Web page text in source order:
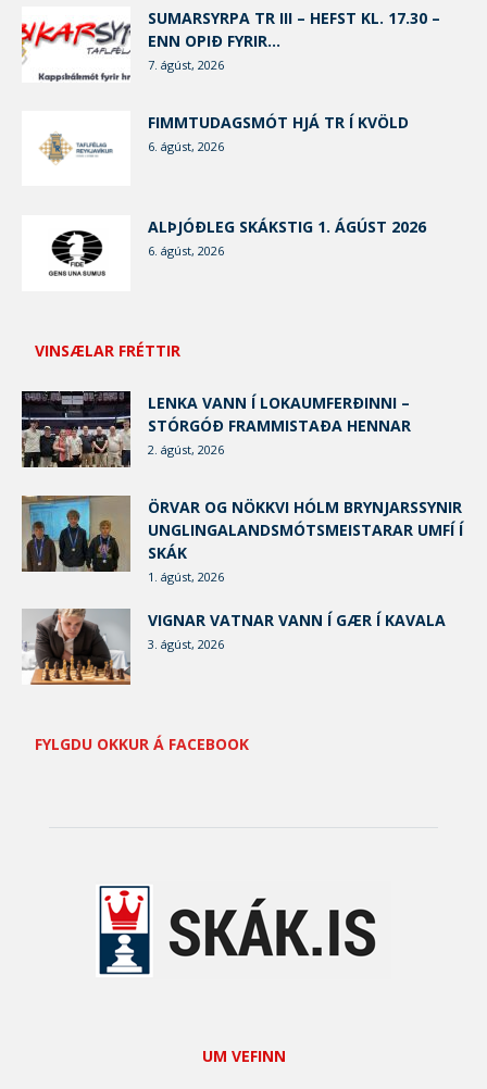
SUMARSYRPA TR III – HEFST KL. 17.30 –
ENN OPIÐ FYRIR...
7. ágúst, 2026
FIMMTUDAGSMÓT HJÁ TR Í KVÖLD
6. ágúst, 2026
ALÞJÓÐLEG SKÁKSTIG 1. ÁGÚST 2026
6. ágúst, 2026
VINSÆLAR FRÉTTIR
LENKA VANN Í LOKAUMFERÐINNI –
STÓRGÓÐ FRAMMISTAÐA HENNAR
2. ágúst, 2026
ÖRVAR OG NÖKKVI HÓLM BRYNJARSSYNIR
UNGLINGALANDSMÓTSMEISTARAR UMFÍ Í
SKÁK
1. ágúst, 2026
VIGNAR VATNAR VANN Í GÆR Í KAVALA
3. ágúst, 2026
FYLGDU OKKUR Á FACEBOOK
UM VEFINN